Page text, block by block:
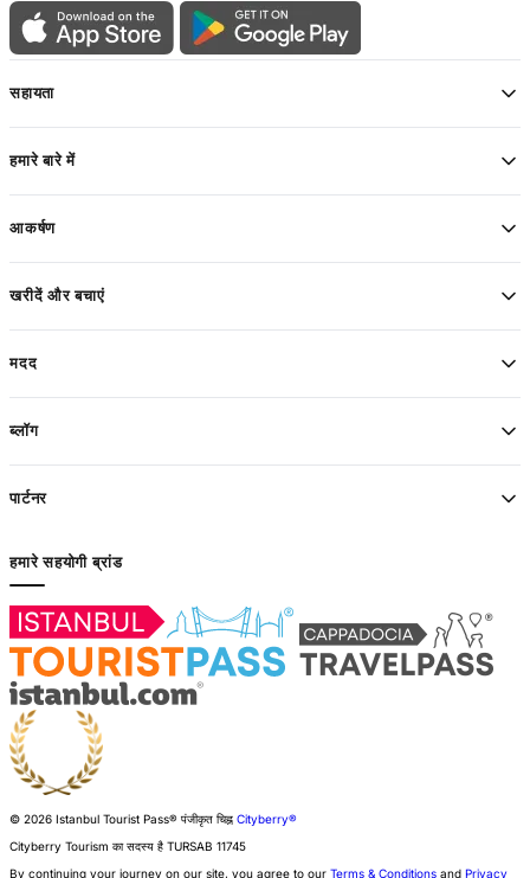
सहायता
हमारे बारे में
आकर्षण
खरीदें और बचाएं
मदद
ब्लॉग
पार्टनर
हमारे सहयोगी ब्रांड
© 2026 Istanbul Tourist Pass® पंजीकृत चिह्न Cityberry®
Cityberry Tourism का सदस्य है TURSAB 11745
By continuing your journey on our site, you agree to our Terms & Conditions and Privacy